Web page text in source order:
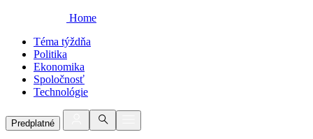
Home
Téma týždňa
Politika
Ekonomika
Spoločnosť
Technológie
Predplatné